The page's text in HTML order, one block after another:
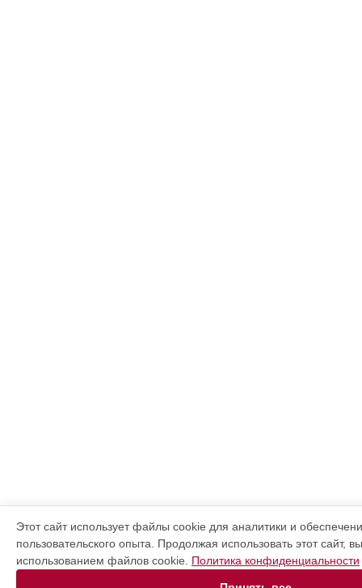
Этот сайт использует файлы cookie для аналитики и
пользовательского опыта. Продолжая использовать этот сайт,
использованием файлов cookie. Политика конфиденциальности